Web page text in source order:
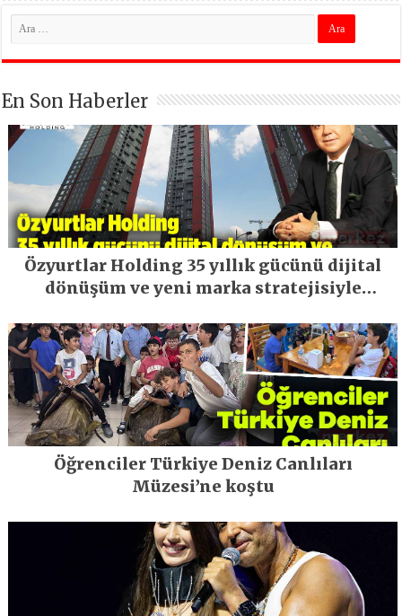
En Son Haberler
Özyurtlar Holding 35 yıllık gücünü dijital
dönüşüm ve yeni marka stratejisiyle
Öğrenciler Türkiye Deniz Canlıları
Müzesi’ne koştu